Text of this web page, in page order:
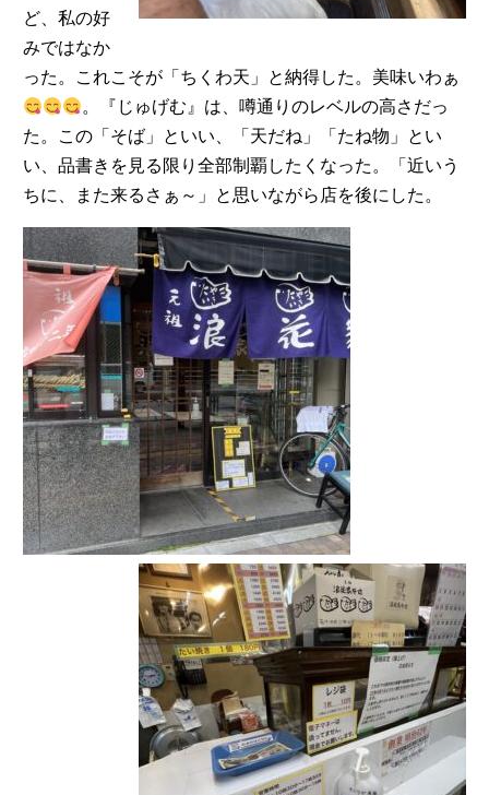
ど、私の好
みではなか
った。これこそが「ちくわ天」と納得した。美味いわぁ
。『じゅげむ』は、噂通りのレベルの高さだっ
た。この「そば」といい、「天だね」「たね物」とい
い、品書きを見る限り全部制覇したくなった。「近いう
ちに、また来るさぁ～」と思いながら店を後にした。